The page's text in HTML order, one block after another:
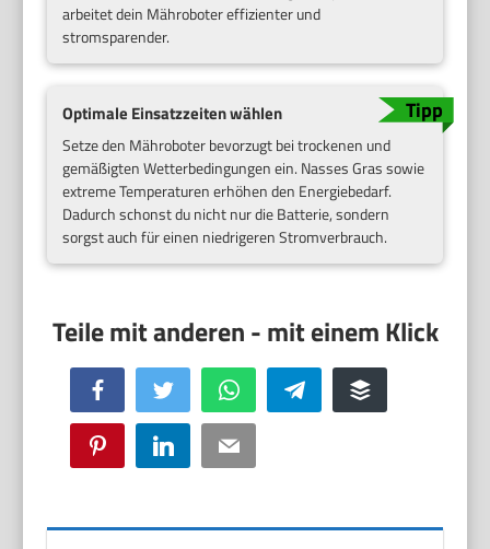
arbeitet dein Mähroboter effizienter und
stromsparender.
Optimale Einsatzzeiten wählen
Setze den Mähroboter bevorzugt bei trockenen und
gemäßigten Wetterbedingungen ein. Nasses Gras sowie
extreme Temperaturen erhöhen den Energiebedarf.
Dadurch schonst du nicht nur die Batterie, sondern
sorgst auch für einen niedrigeren Stromverbrauch.
Facebook Twitter WhatsApp Telegram Buffer
Pinterest LinkedIn Email